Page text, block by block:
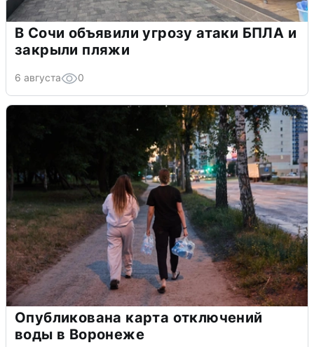
В Сочи объявили угрозу атаки БПЛА и
закрыли пляжи
6 августа 0
Опубликована карта отключений
воды в Воронеже